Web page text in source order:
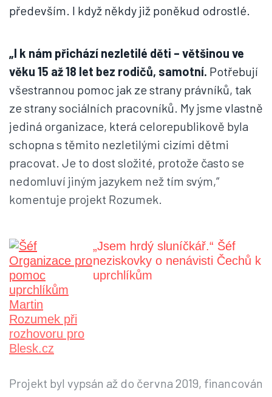
především. I když někdy již poněkud odrostlé.
„I k nám přichází nezletilé děti – většinou ve
věku 15 až 18 let bez rodičů, samotní. Potřebují
všestrannou pomoc jak ze strany právníků, tak
ze strany sociálních pracovníků. My jsme vlastně
jediná organizace, která celorepublikově byla
schopna s těmito nezletilými cizími dětmi
pracovat. Je to dost složité, protože často se
nedomluví jiným jazykem než tím svým,“
komentuje projekt Rozumek.
„Jsem hrdý sluníčkář.“ Šéf
neziskovky o nenávisti Čechů k
uprchlíkům
Projekt byl vypsán až do června 2019, financován